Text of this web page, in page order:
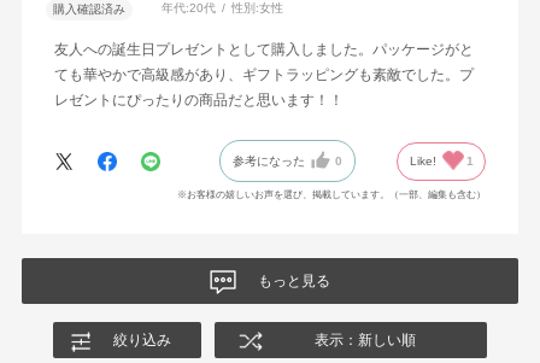
購入確認済み 年代:20代 性別:女性
友人への誕生日プレゼントとして購入しました。パッケージがと
ても華やかで高級感があり、ギフトラッピングも素敵でした。プ
レゼントにぴったりの商品だと思います！！
参考になった 0 Like! 1
※お客様の嬉しいお声を選び、掲載しています。（一部、編集も含む）
もっと見る
絞り込み 表示：新しい順